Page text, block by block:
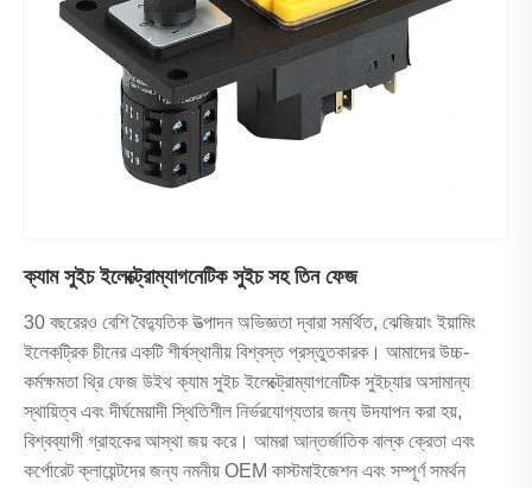
ক্যাম সুইচ ইলেক্ট্রোম্যাগনেটিক সুইচ সহ তিন ফেজ
30 বছরেরও বেশি বৈদ্যুতিক উত্পাদন অভিজ্ঞতা দ্বারা সমর্থিত, ঝেজিয়াং ইয়ামিং
ইলেকট্রিক চীনের একটি শীর্ষস্থানীয় বিশ্বস্ত প্রস্তুতকারক। আমাদের উচ্চ-
কর্মক্ষমতা থ্রি ফেজ উইথ ক্যাম সুইচ ইলেক্ট্রোম্যাগনেটিক সুইচ্যার অসামান্য
স্থায়িত্ব এবং দীর্ঘমেয়াদী স্থিতিশীল নির্ভরযোগ্যতার জন্য উদযাপন করা হয়,
বিশ্বব্যাপী গ্রাহকের আস্থা জয় করে। আমরা আন্তর্জাতিক বাল্ক ক্রেতা এবং
কর্পোরেট ক্লায়েন্টদের জন্য নমনীয় OEM কাস্টমাইজেশন এবং সম্পূর্ণ সমর্থন